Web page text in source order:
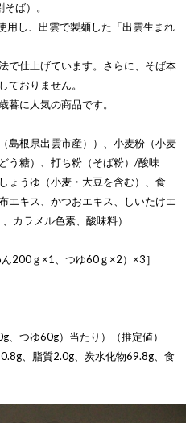
ば）。
用し、出雲で製麺した「出雲生まれ
で仕上げています。さらに、そば本
ておりません。
暮に人気の商品です。
島根県出雲市産））、小麦粉（小麦
う糖）、打ち粉（そば粉）/酸味
ょうゆ（小麦・大豆を含む）、食
エキス、かつおエキス、しいたけエ
カラメル色素、酸味料）
200ｇ×1、つゆ60ｇ×2）×3］
、つゆ60g）当たり）（推定値）
、脂質2.0g、炭水化物69.8g、食